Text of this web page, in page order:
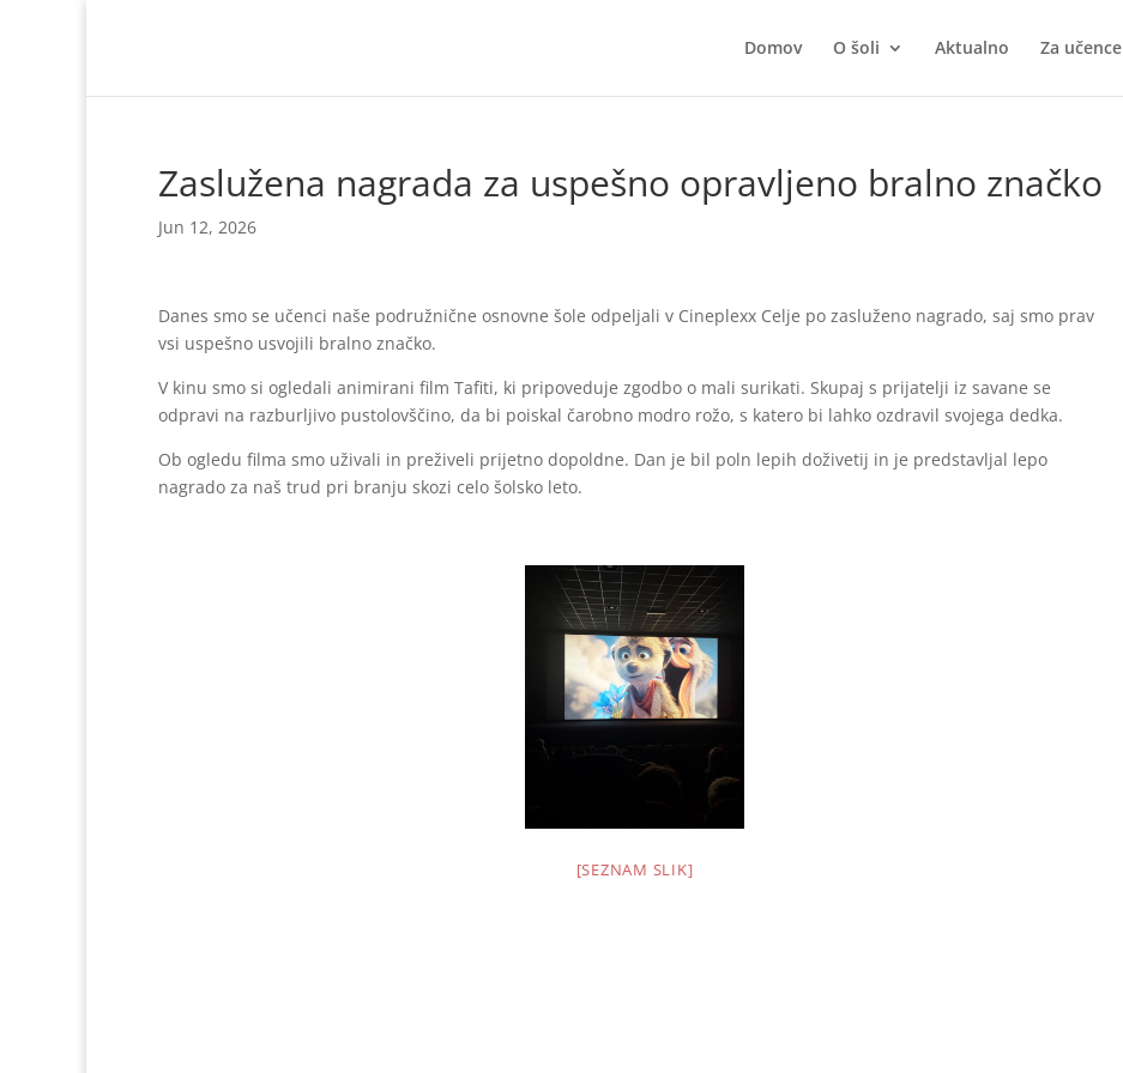
Domov O šoli Aktualno Za učence
Zaslužena nagrada za uspešno opravljeno bralno značko
Jun 12, 2026
Danes smo se učenci naše podružnične osnovne šole odpeljali v Cineplexx Celje po zasluženo nagrado, saj smo prav
vsi uspešno usvojili bralno značko.
V kinu smo si ogledali animirani film Tafiti, ki pripoveduje zgodbo o mali surikati. Skupaj s prijatelji iz savane se
odpravi na razburljivo pustolovščino, da bi poiskal čarobno modro rožo, s katero bi lahko ozdravil svojega dedka.
Ob ogledu filma smo uživali in preživeli prijetno dopoldne. Dan je bil poln lepih doživetij in je predstavljal lepo
nagrado za naš trud pri branju skozi celo šolsko leto.
[SEZNAM SLIK]